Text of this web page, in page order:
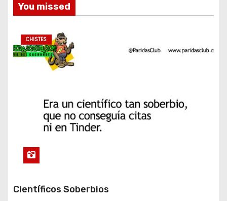
You missed
CHISTES
Científicos Soberbios